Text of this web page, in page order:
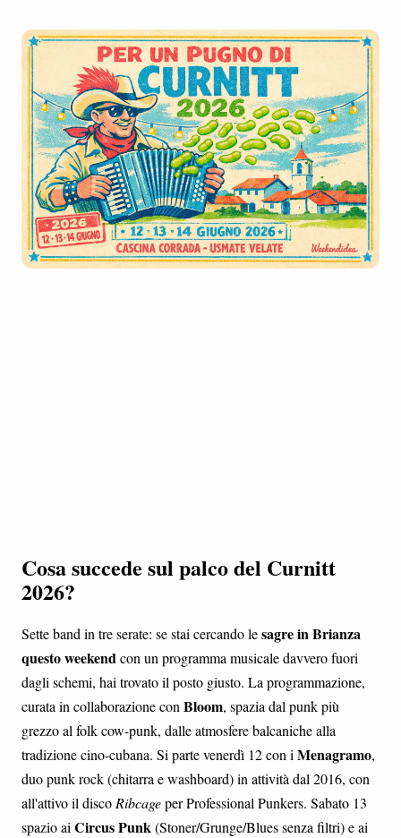
Cosa succede sul palco del Curnitt
2026?
Sette band in tre serate: se stai cercando lesagre in Brianza
questo weekend con un programma musicale davvero fuori
dagli schemi, hai trovato il posto giusto. La programmazione,
curata in collaborazione con Bloom, spazia dal punk più
grezzo al folk cow-punk, dalle atmosfere balcaniche alla
tradizione cino-cubana. Si parte venerdì 12 con i Menagramo,
duo punk rock (chitarra e washboard) in attività dal 2016, con
all'attivo il disco Ribcageper Professional Punkers. Sabato 13
spazio ai Circus Punk (Stoner/Grunge/Blues senza filtri) e ai